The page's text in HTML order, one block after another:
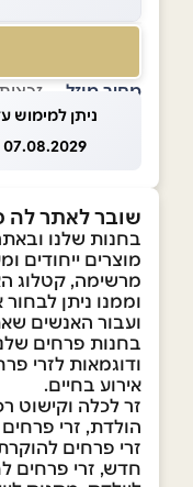
מחיר מוזל — זכאות עד 5 שוברים
ניתן למימוש
07.08.2029
שובר לאתר לה
בחנות שלנו
מוצרים ייחודים
מרשימה, קטלוג
וממנו ניתן
ועבור האנשים
בחנות פרחים
ודוגמאות לזרי
אירוע בחיים.
זר לכלה וקישוט
הולדת, זרי פרחים
זרי פרחים
חדש, זרי פרחים